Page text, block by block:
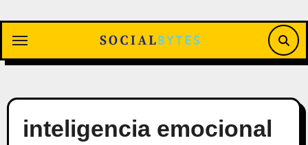
contenido
inteligencia emocional